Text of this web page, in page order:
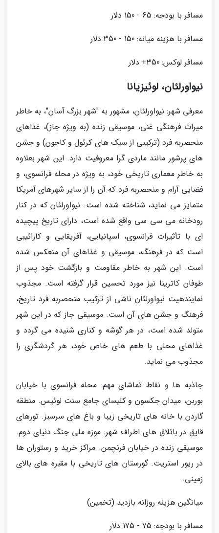
مسافر با بودجه: 65 - 150 دلار
مسافر با هزینه میانه: 150 - 350 دلار
مسافر لوکس: 350+ دلار
نیواورلئان، لوئیزیانا
معرفی شهر: نیواورلئان، مشهور به "شهر بزرگ آسان"، به خاطر
میراث فرهنگی غنی، موسیقی زنده (به ویژه جاز)، غذاهای
منحصربه فرد (ترکیبی از سبک های کرئول و کاجون) و جشن
های پرشور مانند ماردی گرا معروفیت دارد. این شهر بعلاوه
به خاطر معماری تاریخی خود، به ویژه در محله فرانسوی، و
فضایی آرام و منحصربه فرد که آن را از سایر شهرهای آمریکا
متمایز می نماید، شناخته شده است. نیواورلئان که در کنار
رودخانه می سی سی واقع شده است، دارای تاریخ پیچیده
ای با تأثیرات فرانسوی، اسپانیایی، آفریقایی و کارائیبی
است که در فرهنگ، موسیقی و غذاهای آن منعکس شده
است. این شهر به خاطر مقاومت و بازگشت خود پس از
طوفان کاترینا نیز مورد تحسین قرار گرفته است. مجذوب
نمایندهیت نیواورلئان ناشی از ترکیب منحصربه فرد تاریخ،
فرهنگ و جشن های آن است. موسیقی جاز که در این شهر
متولد شده است، در هر گوشه و کناری شنیده می گردد و
غذاهای محلی با طعم های خاص خود، هر گردشگری را
مجذوب می نماید.
جاذبه ها و نقاط تماشای مهم: محله فرانسوی با خیابان
بوربن، میدان جکسون و کلیسای جامع سنت لوئیس. منطقه
گاردن با خانه های تاریخی زیبا و باغ های سرسبز. تورهای
قایق در باتلاق های اطراف شهر. موزه ملی جنگ دنیای دوم.
موسیقی زنده در خیابان فرنچمن. مراکز خرید و رستوران ها
در ریور استریت. گورستان های تاریخی با مقبره های بالای
زمینی.
میانگین هزینه روزانه بازدید (تخمین)
مسافر با بودجه: 75 - 175 دلار